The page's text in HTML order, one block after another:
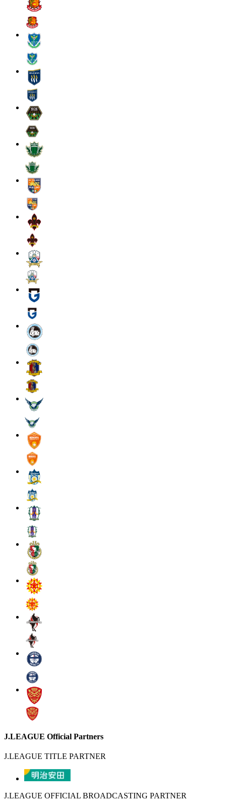
J.LEAGUE Official Partners
J.LEAGUE TITLE PARTNER
J.LEAGUE OFFICIAL BROADCASTING PARTNER